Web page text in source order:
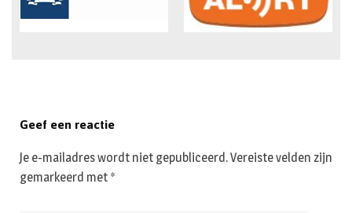
Geef een reactie
Je e-mailadres wordt niet gepubliceerd.Vereiste velden zijn
gemarkeerd met *